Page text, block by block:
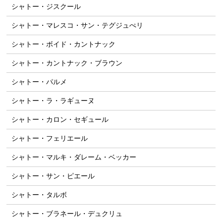
シャトー・ジスクール
シャトー・マレスコ・サン・テグジュぺリ
シャトー・ボイド・カントナック
シャトー・カントナック・ブラウン
シャトー・パルメ
シャトー・ラ・ラギューヌ
シャトー・カロン・セギュール
シャトー・フェリエール
シャトー・マルキ・ダレーム・ベッカー
シャトー・サン・ピエール
シャトー・タルボ
シャトー・ブラネール・デュクリュ